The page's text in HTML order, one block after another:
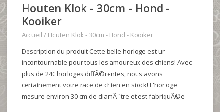
Houten Klok - 30cm - Hond -
Kooiker
Accueil / Houten Klok - 30cm - Hond - Kooiker
Description du produit Cette belle horloge est un
incontournable pour tous les amoureux des chiens! Avec
plus de 240 horloges diffÃ©rentes, nous avons
certainement votre race de chien en stock! L'horloge
mesure environ 30 cm de diamÃ¨tre et est fabriquÃ©e